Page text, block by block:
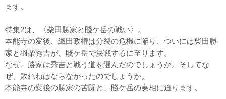
ます。
特集2は、〈柴田勝家と賤ケ岳の戦い〉。
本能寺の変後、織田政権は分裂の危機に陥り、ついには柴田勝
家と羽柴秀吉が、賤ケ岳で決戦するに至ります。
なぜ、勝家は秀吉と戦う道を選んだのでしょうか。そしてな
ぜ、敗れねばならなかったのでしょうか。
本能寺の変後の勝家の苦闘と、賤ケ岳の実相に迫ります。